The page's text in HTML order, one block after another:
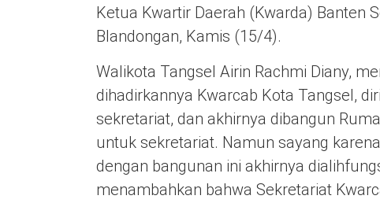
Ketua Kwartir Daerah (Kwarda) Banten
Blandongan, Kamis (15/4).
Walikota Tangsel Airin Rachmi Diany,
dihadirkannya Kwarcab Kota Tangsel,
sekretariat, dan akhirnya dibangun
untuk sekretariat. Namun sayang
dengan bangunan ini akhirnya
menambahkan bahwa Sekretariat